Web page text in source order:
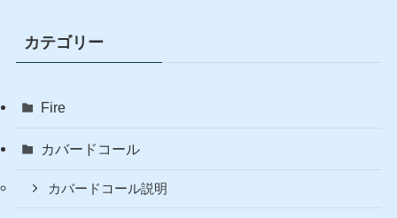
カテゴリー
Fire
カバードコール
カバードコール説明